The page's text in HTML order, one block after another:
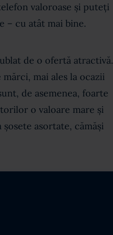
valoroase și puteți
– cu atât mai bine.
de o ofertă atractivă.
mai ales la ocazii
de asemenea, foarte
o valoare mare și
asortate, cămăși